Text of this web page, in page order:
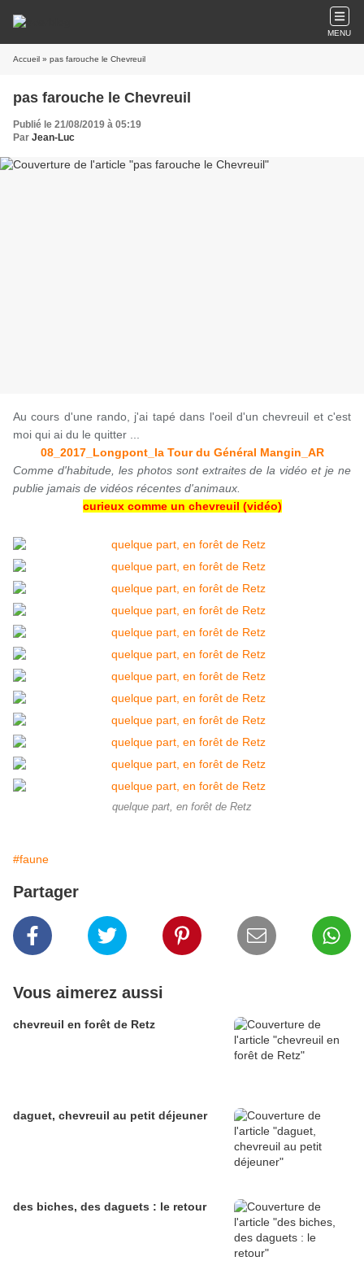
MENU
Accueil » pas farouche le Chevreuil
pas farouche le Chevreuil
Publié le 21/08/2019 à 05:19
Par Jean-Luc
Au cours d'une rando, j'ai tapé dans l'oeil d'un chevreuil et c'est
moi qui ai du le quitter ...
08_2017_Longpont_la Tour du Général Mangin_AR
Comme d'habitude, les photos sont extraites de la vidéo et je ne
publie jamais de vidéos récentes d'animaux.
curieux comme un chevreuil (vidéo)
quelque part, en forêt de Retz
#faune
Partager
Vous aimerez aussi
chevreuil en forêt de Retz
daguet, chevreuil au petit déjeuner
des biches, des daguets : le retour